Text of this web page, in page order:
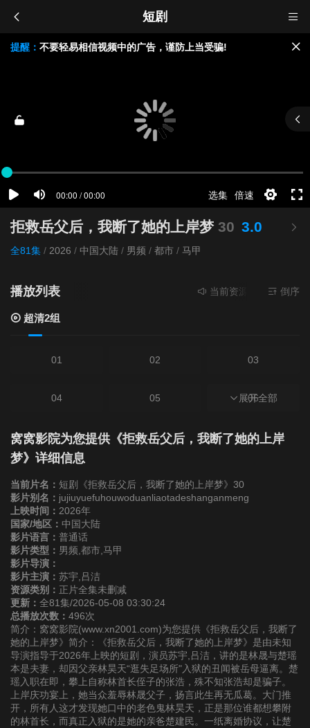
短剧
提醒： 不要轻易相信视频中的广告，谨防上当受骗!
视频载入速度跟网速有关，请耐心等待几秒钟。
拒救岳父后，我断了她的上岸梦30 3.0
全81集 / 2026 / 中国大陆 / 男频 / 都市 / 马甲
播放列表 当前资源来源 超清2组 - 无
倒序
超清2组
01 02 03
04 05 06
07 08 09
13
16
19
22 23 24
25 26 27
28 29 30
展开全部
窝窝影院为您提供《拒救岳父后，我断了她的上岸
梦》详细信息
当前片名： 短剧《拒救岳父后，我断了她的上岸梦》30
影片别名： jujiuyuefuhouwoduanliaotadeshanganmeng
上映时间： 2026年
国家/地区： 中国大陆
影片语言： 普通话
影片类型： 男频,都市,马甲
影片导演：
影片主演： 苏宇,吕洁
资源类别： 正片全集未删减
更新： 全81集/2026-05-08 03:30:24
总播放次数： 496次
简介：窝窝影院(www.xn2001.com)为您提供《拒救岳父后，我断了
她的上岸梦》简介：《拒救岳父后，我断了她的上岸梦》是由未知
导演指导于2026年上映的短剧，演员苏宇,吕洁，讲的是林晟与楚瑶
本是夫妻，却因父亲林昊天“逛失足场所"入狱的丑闻被岳母逼离。楚
瑶入职在即，攀上自称林首长侄子的张浩，殊不知张浩却是骗子。
上岸庆功宴上，她当众羞辱林晟父子，扬言此生再无瓜葛。大门推
开，所有人这才发现她口中的老色鬼林昊天，正是那位谁都想攀附
的林首长，而真正入狱的是她的亲爸楚建民。一纸离婚协议，让楚